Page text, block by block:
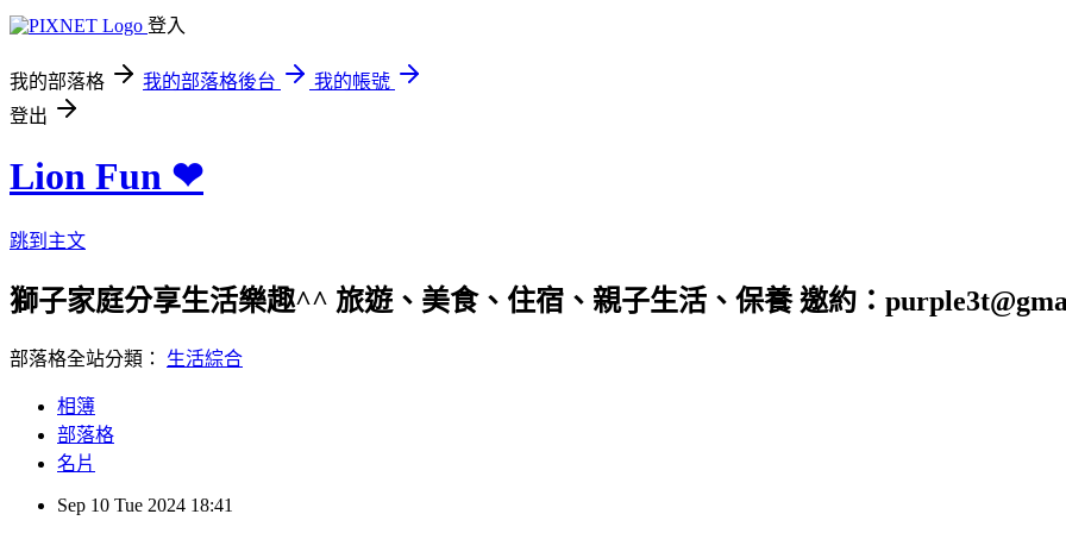
登入
我的部落格 我的部落格後台
我的帳號
登出
Lion Fun ❤
跳到主文
獅子家庭分享生活樂趣^^ 旅遊、美食、住宿、親子生活、保養 邀約：
部落格全站分類： 生活綜合
相簿
部落格
名片
Sep 10 Tue 2024 18:41